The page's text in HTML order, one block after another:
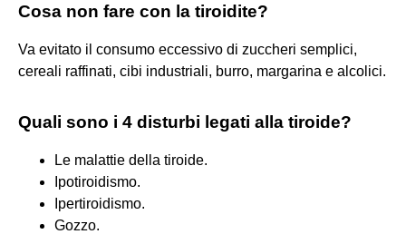
Cosa non fare con la tiroidite?
Va evitato il consumo eccessivo di zuccheri semplici,
cereali raffinati, cibi industriali, burro, margarina e alcolici.
Quali sono i 4 disturbi legati alla tiroide?
Le malattie della tiroide.
Ipotiroidismo.
Ipertiroidismo.
Gozzo.